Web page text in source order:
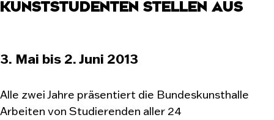
KUNSTSTUDENTEN STELLEN AUS
3. Mai bis 2. Juni 2013
Alle zwei Jahre präsentiert die Bundeskunsthalle
Arbeiten von Studierenden aller 24